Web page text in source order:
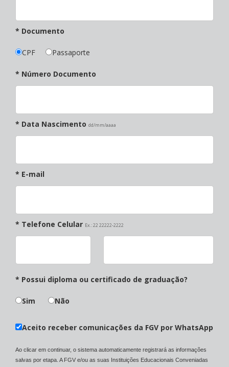
* Documento
CPF Passaporte
* Número Documento
* Data Nascimento dd/mm/aaaa
* E-mail
* Telefone Celular Ex.: 22 22222-2222
* Possui diploma ou certificado de graduação?
Sim Não
Aceito receber comunicações da FGV por WhatsApp
Ao clicar em continuar, o sistema automaticamente registrará as informações
salvas por etapa. A FGV e/ou as suas Instituições Educacionais Conveniadas